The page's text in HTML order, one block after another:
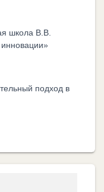
школа В.В.
подход в